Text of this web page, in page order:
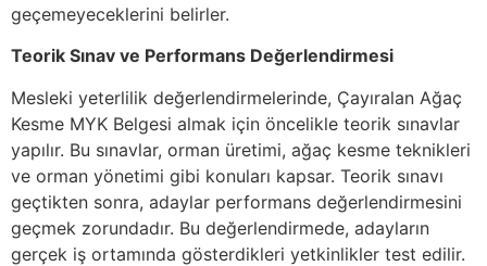
geçemeyeceklerini belirler.
Teorik Sınav ve Performans Değerlendirmesi
Mesleki yeterlilik değerlendirmelerinde, Çayıralan Ağaç
Kesme MYK Belgesi almak için öncelikle teorik sınavlar
yapılır. Bu sınavlar, orman üretimi, ağaç kesme teknikleri
ve orman yönetimi gibi konuları kapsar. Teorik sınavı
geçtikten sonra, adaylar performans değerlendirmesini
geçmek zorundadır. Bu değerlendirmede, adayların
gerçek iş ortamında gösterdikleri yetkinlikler test edilir.